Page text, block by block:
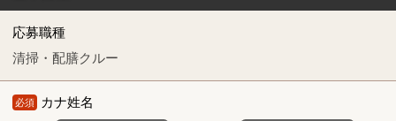
応募職種
清掃・配膳クルー
必須 カナ姓名